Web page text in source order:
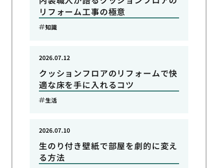
リフォーム工事の極意
知識
クッションフロアのリフォームで快
適な床を手に入れるコツ
2026.07.12
生活
生のり付き壁紙で部屋を劇的に変え
る方法
2026.07.10